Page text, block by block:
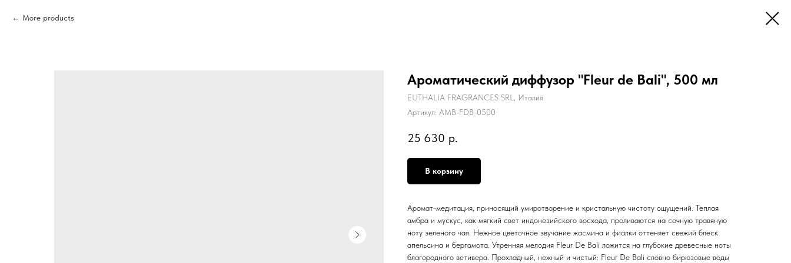
More products
Ароматический диффузор "Fleur de Bali", 500 мл
EUTHALIA FRAGRANCES SRL, Италия
Артикул: AMB-FDB-0500
25 630 р.
В корзину
Аромат-медитация, приносящий умиротворение и кристальную чистоту ощущений. Теплая
амбра и мускус, как мягкий свет индонезийского восхода, проливаются на сочную травяную
ноту зеленого чая. Нежное цветочное звучание жасмина и фиалки оттеняет свежий блеск
апельсина и бергамота. Утренняя мелодия Fleur De Bali ложится на глубокие древесные ноты
благородного ветивера. Прохладный, нежный и чистый: Fleur De Bali словно бирюзовые воды